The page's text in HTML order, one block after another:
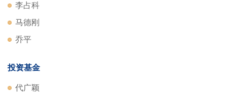
李占科
马德刚
乔平
投资基金
代广颖